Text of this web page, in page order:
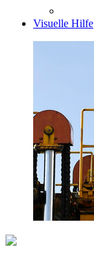
Visuelle Hilfe